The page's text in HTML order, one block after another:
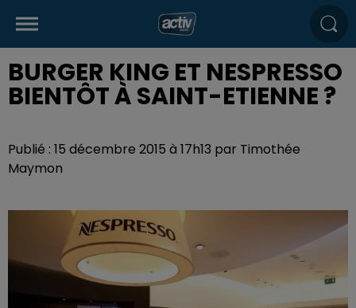
BURGER KING ET NESPRESSO
BIENTÔT À SAINT-ETIENNE ?
Publié : 15 décembre 2015 à 17h13 par Timothée
Maymon